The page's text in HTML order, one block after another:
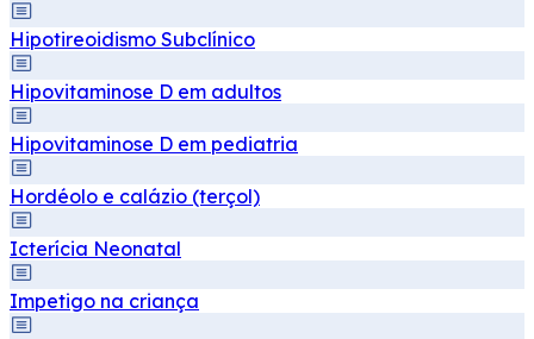
Hipotireoidismo Subclínico
Hipovitaminose D em adultos
Hipovitaminose D em pediatria
Hordéolo e calázio (terçol)
Icterícia Neonatal
Impetigo na criança